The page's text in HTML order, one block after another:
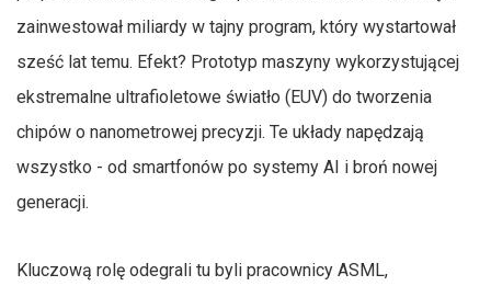
zainwestował miliardy w tajny program, który wystartował
sześć lat temu. Efekt? Prototyp maszyny wykorzystującej
ekstremalne ultrafioletowe światło (EUV) do tworzenia
chipów o nanometrowej precyzji. Te układy napędzają
wszystko - od smartfonów po systemy AI i broń nowej
generacji.
Kluczową rolę odegrali tu byli pracownicy ASML,